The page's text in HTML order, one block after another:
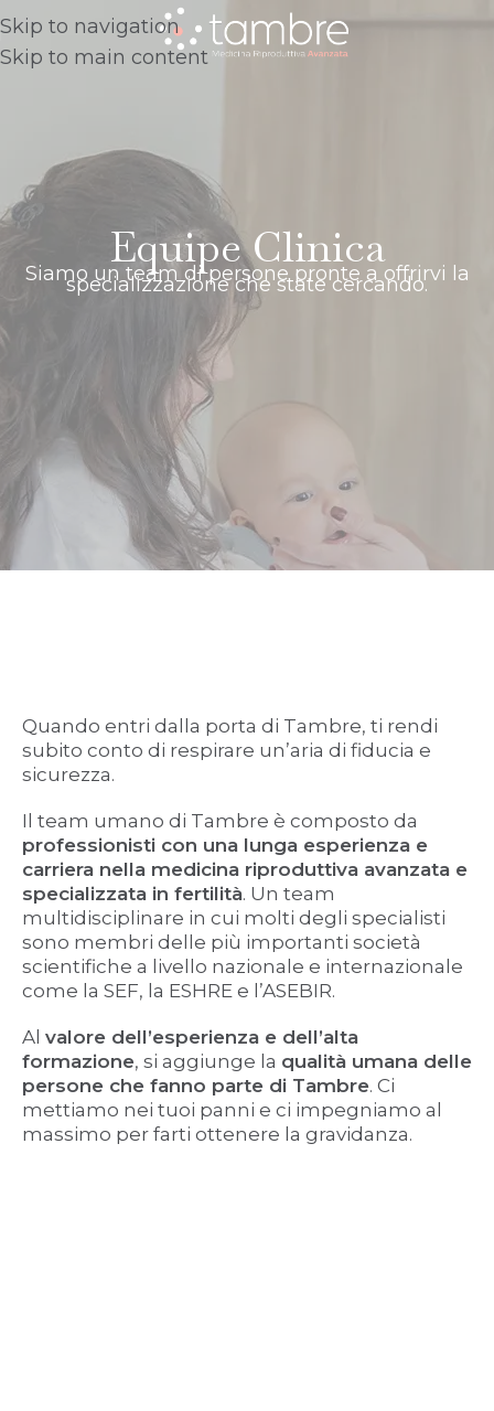
Skip to navigation
Skip to main content
Equipe Clinica
Siamo un team di persone pronte a offrirvi la
specializzazione che state cercando.
Quando entri dalla porta di Tambre, ti rendi
subito conto di respirare un’aria di fiducia e
sicurezza.
Il team umano di Tambre è composto da
professionisti con una lunga esperienza e
carriera nella medicina riproduttiva avanzata e
specializzata in fertilità. Un team
multidisciplinare in cui molti degli specialisti
sono membri delle più importanti società
scientifiche a livello nazionale e internazionale
come la SEF, la ESHRE e l’ASEBIR.
Al valore dell’esperienza e dell’alta
formazione, si aggiunge la qualità umana delle
persone che fanno parte di Tambre. Ci
mettiamo nei tuoi panni e ci impegniamo al
massimo per farti ottenere la gravidanza.